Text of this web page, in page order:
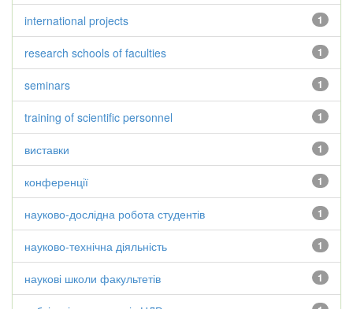
1
international projects
1
research schools of faculties
1
seminars
1
training of scientific personnel
1
виставки
1
конференції
1
науково-дослідна робота студентів
1
науково-технічна діяльність
1
наукові школи факультетів